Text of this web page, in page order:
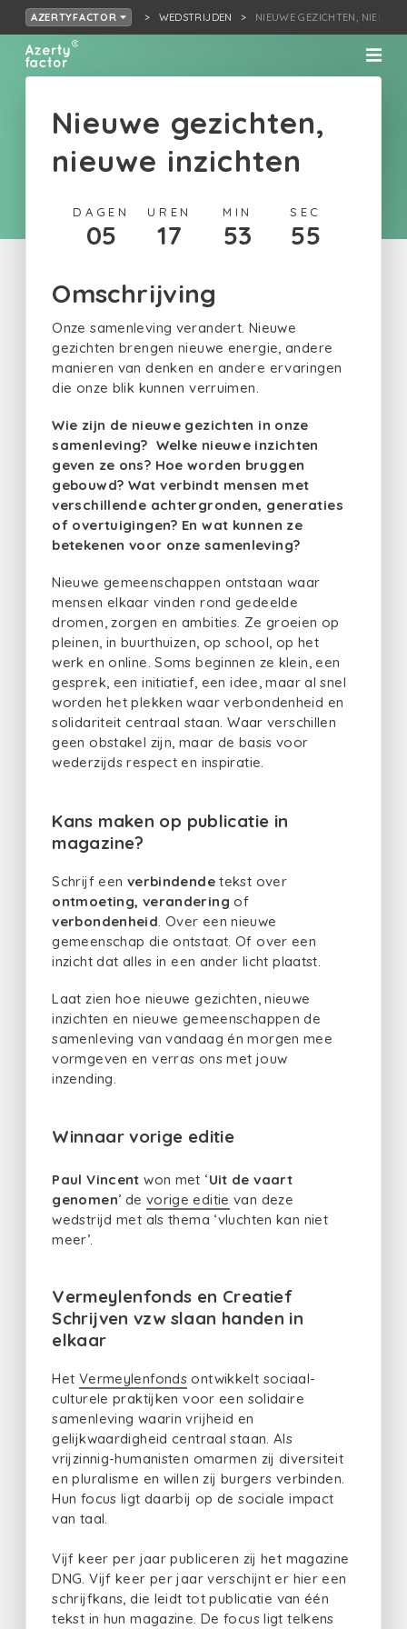
AZERTYFACTOR WEDSTRIJDEN NIEUWE GEZICHTEN, NIEUWE
Nieuwe gezichten,
nieuwe inzichten
DAGEN
05
UREN
17
MIN
53
SEC
55
Omschrijving
Onze samenleving verandert. Nieuwe
gezichten brengen nieuwe energie, andere
manieren van denken en andere ervaringen
die onze blik kunnen verruimen.
Wie zijn de nieuwe gezichten in onze
samenleving? Welke nieuwe inzichten
geven ze ons? Hoe worden bruggen
gebouwd? Wat verbindt mensen met
verschillende achtergronden, generaties
of overtuigingen? En wat kunnen ze
betekenen voor onze samenleving?
Nieuwe gemeenschappen ontstaan waar
mensen elkaar vinden rond gedeelde
dromen, zorgen en ambities. Ze groeien op
pleinen, in buurthuizen, op school, op het
werk en online. Soms beginnen ze klein, een
gesprek, een initiatief, een idee, maar al snel
worden het plekken waar verbondenheid en
solidariteit centraal staan. Waar verschillen
geen obstakel zijn, maar de basis voor
wederzijds respect en inspiratie.
Kans maken op publicatie in
magazine?
Schrijf een verbindendetekst over
ontmoeting, verandering of
verbondenheid. Over een nieuwe
gemeenschap die ontstaat. Of over een
inzicht dat alles in een ander licht plaatst.
Laat zien hoe nieuwe gezichten, nieuwe
inzichten en nieuwe gemeenschappen de
samenleving van vandaag én morgen mee
vormgeven en verras ons met jouw
inzending.
Winnaar vorige editie
Paul Vincent won met ‘Uit de vaart
genomen’ de vorige editie van deze
wedstrijd met als thema ‘vluchten kan niet
meer’.
Vermeylenfonds en Creatief
Schrijven vzw slaan handen in
elkaar
Het Vermeylenfonds ontwikkelt sociaal-
culturele praktijken voor een solidaire
samenleving waarin vrijheid en
gelijkwaardigheid centraal staan. Als
vrijzinnig-humanisten omarmen zij diversiteit
en pluralisme en willen zij burgers verbinden.
Hun focus ligt daarbij op de sociale impact
van taal.
Vijf keer per jaar publiceren zij het magazine
DNG. Vijf keer per jaar verschijnt er hier een
schrijfkans, die leidt tot publicatie van één
tekst in hun magazine. De focus ligt telkens